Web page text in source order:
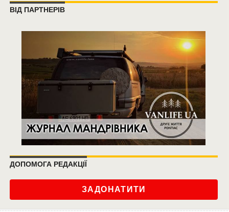
ВІД ПАРТНЕРІВ
ДОПОМОГА РЕДАКЦІЇ
ЗАДОНАТИТИ